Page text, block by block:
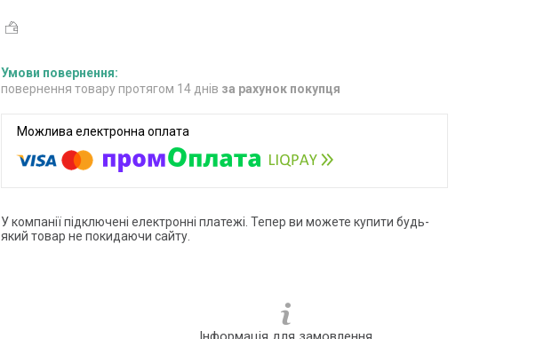
повернення товару протягом 14 днів за рахунок покупця
У компанії підключені електронні платежі. Тепер ви можете купити будь-
який товар не покидаючи сайту.